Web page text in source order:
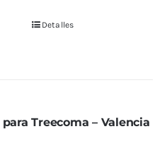
Detalles
Treecoma – Valencia